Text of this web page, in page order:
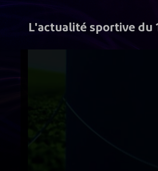
L'actualité sportive du